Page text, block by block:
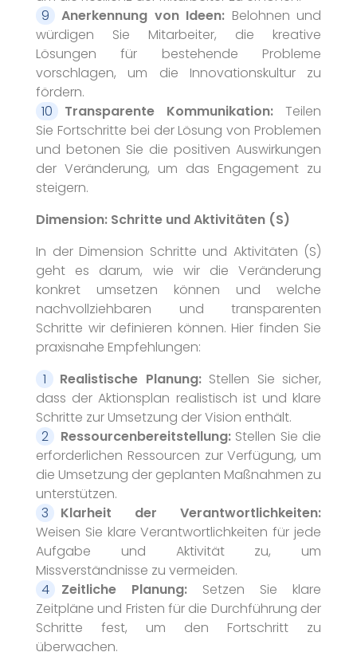
Anerkennung von Ideen: Belohnen und
würdigen Sie Mitarbeiter, die kreative
Lösungen für bestehende Probleme
vorschlagen, um die Innovationskultur zu
fördern.
Transparente Kommunikation: Teilen
Sie Fortschritte bei der Lösung von Problemen
und betonen Sie die positiven Auswirkungen
der Veränderung, um das Engagement zu
steigern.
Dimension: Schritte und Aktivitäten (S)
In der Dimension Schritte und Aktivitäten (S)
geht es darum, wie wir die Veränderung
konkret umsetzen können und welche
nachvollziehbaren und transparenten
Schritte wir definieren können. Hier finden Sie
praxisnahe Empfehlungen:
Realistische Planung:Stellen Sie sicher,
dass der Aktionsplan realistisch ist und klare
Schritte zur Umsetzung der Vision enthält.
Ressourcenbereitstellung: Stellen Sie die
erforderlichen Ressourcen zur Verfügung, um
die Umsetzung der geplanten Maßnahmen zu
unterstützen.
Klarheit der Verantwortlichkeiten:
Weisen Sie klare Verantwortlichkeiten für jede
Aufgabe und Aktivität zu, um
Missverständnisse zu vermeiden.
Zeitliche Planung: Setzen Sie klare
Zeitpläne und Fristen für die Durchführung der
Schritte fest, um den Fortschritt zu
überwachen.